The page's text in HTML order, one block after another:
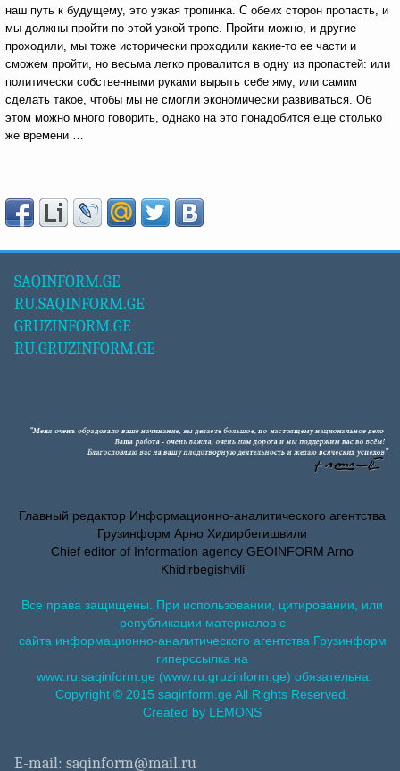
наш путь к будущему, это узкая тропинка. С обеих сторон пропасть, и
мы должны пройти по этой узкой тропе. Пройти можно, и другие
проходили, мы тоже исторически проходили какие-то ее части и
сможем пройти, но весьма легко провалится в одну из пропастей: или
политически собственными руками вырыть себе яму, или самим
сделать такое, чтобы мы не смогли экономически развиваться. Об
этом можно много говорить, однако на это понадобится еще столько
же времени …
SAQINFORM.GE
RU.SAQINFORM.GE
GRUZINFORM.GE
RU.GRUZINFORM.GE
Главный редактор Информационно-аналитического агентства
Грузинформ Арно Хидирбегишвили
Chief editor of Information agency GEOINFORM Arno
Khidirbegishvili
Все права защищены. При использовании, цитировании, или
републикации материалов с
сайта информационно-аналитического агентства Грузинформ
гиперссылка на
www.ru.saqinform.ge (www.ru.gruzinform.ge) обязательна.
Copyright © 2015 saqinform.ge All Rights Reserved.
Created by LEMONS
E-mail: saqinform@mail.ru